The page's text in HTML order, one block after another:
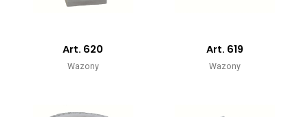
Art. 620
Wazony
Art. 619
Wazony